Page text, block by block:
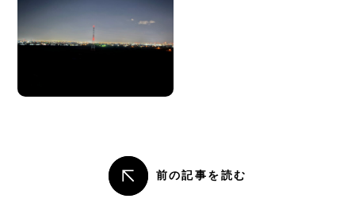
前の記事を読む